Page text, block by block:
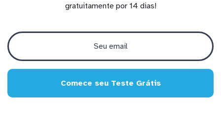
gratuitamente por 14 dias!
Comece seu Teste Grátis